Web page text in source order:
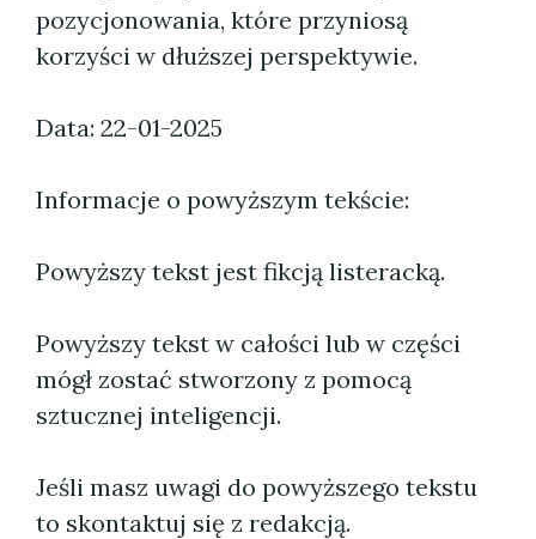
pozycjonowania, które przyniosą
korzyści w dłuższej perspektywie.
Data: 22-01-2025
Informacje o powyższym tekście:
Powyższy tekst jest fikcją listeracką.
Powyższy tekst w całości lub w części
mógł zostać stworzony z pomocą
sztucznej inteligencji.
Jeśli masz uwagi do powyższego tekstu
to skontaktuj się z redakcją.